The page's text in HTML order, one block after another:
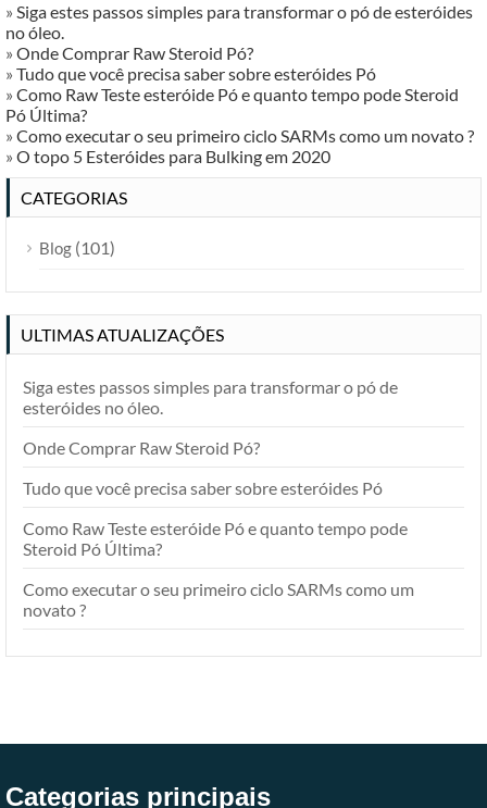
» Siga estes passos simples para transformar o pó de esteróides
no óleo.
» Onde Comprar Raw Steroid Pó?
» Tudo que você precisa saber sobre esteróides Pó
» Como Raw Teste esteróide Pó e quanto tempo pode Steroid
Pó Última?
» Como executar o seu primeiro ciclo SARMs como um novato ?
» O topo 5 Esteróides para Bulking em 2020
CATEGORIAS
Blog (101)
ULTIMAS ATUALIZAÇÕES
Siga estes passos simples para transformar o pó de
esteróides no óleo.
Onde Comprar Raw Steroid Pó?
Tudo que você precisa saber sobre esteróides Pó
Como Raw Teste esteróide Pó e quanto tempo pode
Steroid Pó Última?
Como executar o seu primeiro ciclo SARMs como um
novato ?
Categorias principais